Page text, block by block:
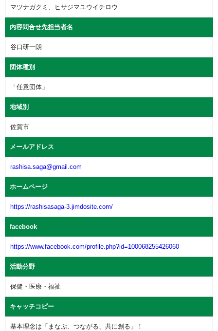
マツナガクミ、ヒサジマユウイチロウ
内容問合せ先担当者名
谷口研一朗
団体種別
「任意団体」
地域別
佐賀市
メールアドレス
rashisa.saga@gmail.com
ホームページ
https://rashisasaga-3.jimdosite.com/
facebook
https://www.facebook.com/profile.php?id=100068255426060
活動分野
保健・医療・福祉
キャッチコピー
基本理念は「まなぶ、つながる、共に創る」！